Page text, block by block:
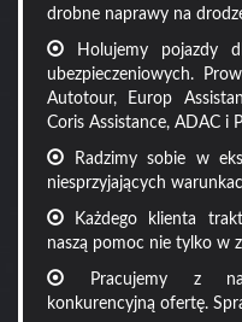
drobne naprawy na
Holujemy pojazdy
ubezpieczeniowych.
Autotour, Europ
Coris Assistance, ADAC i
Radzimy sobie w
niesprzyjających
Każdego klienta
naszą pomoc nie tylko w
Pracujemy z
konkurencyjną ofertę.